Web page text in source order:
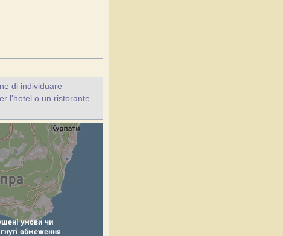
di individuare
l'hotel o un ristorante